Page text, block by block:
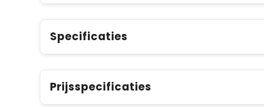
Specificaties
Prijsspecificaties